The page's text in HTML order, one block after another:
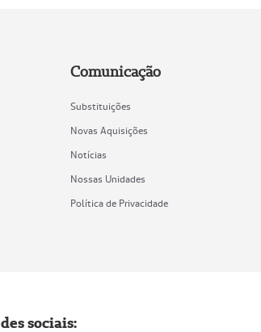
Comunicação
Substituições
Novas Aquisições
Notícias
Nossas Unidades
Política de Privacidade
sociais: